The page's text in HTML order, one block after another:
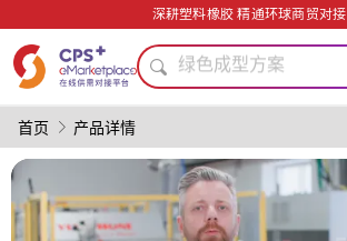
深耕塑料橡胶 精通环球商贸对接
PVC
PET
PP
功能薄膜
模具
薄壁注塑
医疗级
首页 产品详情